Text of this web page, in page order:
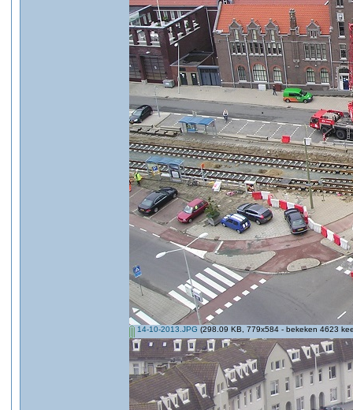
14-10-2013.JPG (298.09 KB, 779x584 - bekeken 4623